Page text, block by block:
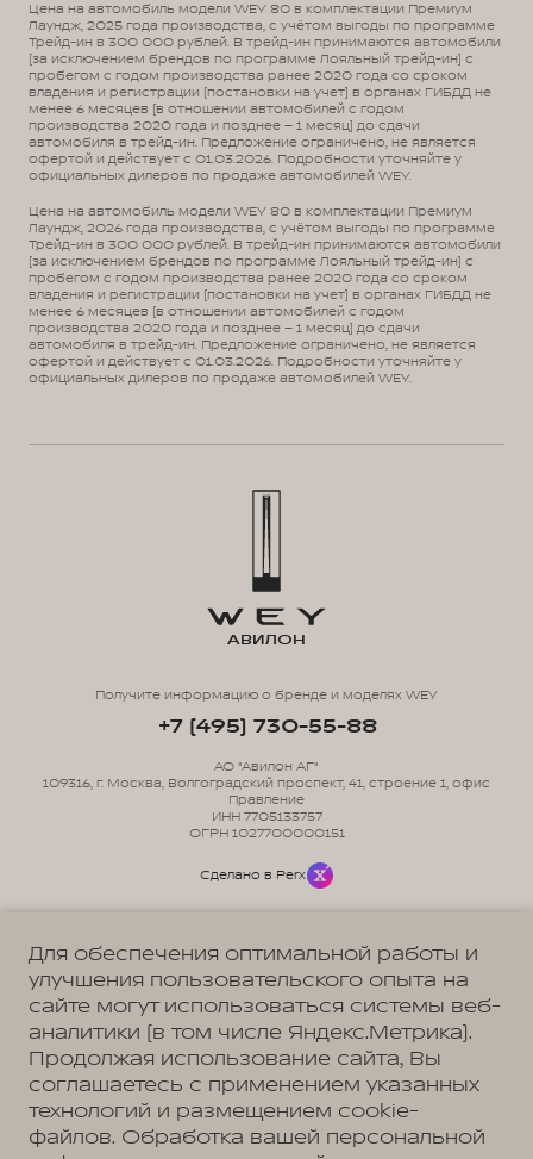
Цена на автомобиль модели WEY 80 в комплектации Премиум
Лаундж, 2025 года производства, с учётом выгоды по программе
Трейд-ин в 300 000 рублей. В трейд-ин принимаются автомобили
(за исключением брендов по программе Лояльный трейд-ин) с
пробегом с годом производства ранее 2020 года со сроком
владения и регистрации (постановки на учет) в органах ГИБДД не
менее 6 месяцев (в отношении автомобилей с годом
производства 2020 года и позднее – 1 месяц) до сдачи
автомобиля в трейд-ин. Предложение ограничено, не является
офертой и действует с 01.03.2026. Подробности уточняйте у
официальных дилеров по продаже автомобилей WEY.
Цена на автомобиль модели WEY 80 в комплектации Премиум
Лаундж, 2026 года производства, с учётом выгоды по программе
Трейд-ин в 300 000 рублей. В трейд-ин принимаются автомобили
(за исключением брендов по программе Лояльный трейд-ин) с
пробегом с годом производства ранее 2020 года со сроком
владения и регистрации (постановки на учет) в органах ГИБДД не
менее 6 месяцев (в отношении автомобилей с годом
производства 2020 года и позднее – 1 месяц) до сдачи
автомобиля в трейд-ин. Предложение ограничено, не является
офертой и действует с 01.03.2026. Подробности уточняйте у
официальных дилеров по продаже автомобилей WEY.
Политика обработки персональных данных
Согласие на коммуникацию
Согласие на предоставление персональных данных третьим лицам
Согласие на обработку ПД
АВИЛОН
Получите информацию о бренде и моделях WEY
+7 (495) 730-55-88
АО "Авилон АГ"
109316, г. Москва, Волгоградский проспект, 41, строение 1, офис
Правление
ИНН 7705133757
ОГРН 1027700000151
Сделано в Perx
Для обеспечения оптимальной работы и
улучшения пользовательского опыта на
сайте могут использоваться системы веб-
аналитики (в том числе Яндекс.Метрика).
Продолжая использование сайта, Вы
соглашаетесь с применением указанных
технологий и размещением cookie-
файлов. Обработка вашей персональной